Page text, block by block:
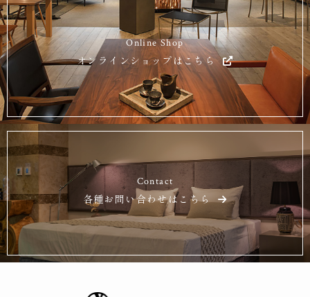
Online Shop
オンラインショップはこちら
Contact
各種お問い合わせはこちら